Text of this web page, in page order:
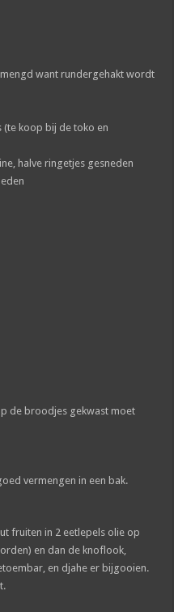
want rundergehakt wordt
(te koop bij de toko en
halve ringetjes gesneden
de broodjes gekwast moet
vermengen in een bak.
fruiten in 2 eetlepels olie op
en dan de knoflook,
en djahe er bijgooien.